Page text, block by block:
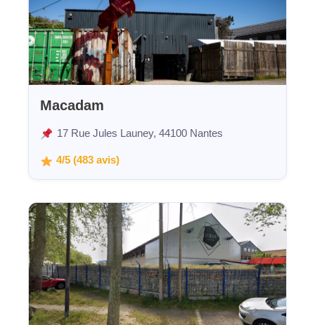
Macadam
17 Rue Jules Launey, 44100 Nantes
4/5 (483 avis)